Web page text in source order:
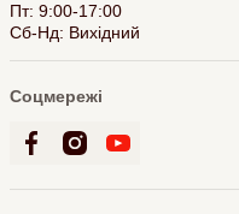
Пт: 9:00-17:00
Сб-Нд: Вихідний
Соцмережі